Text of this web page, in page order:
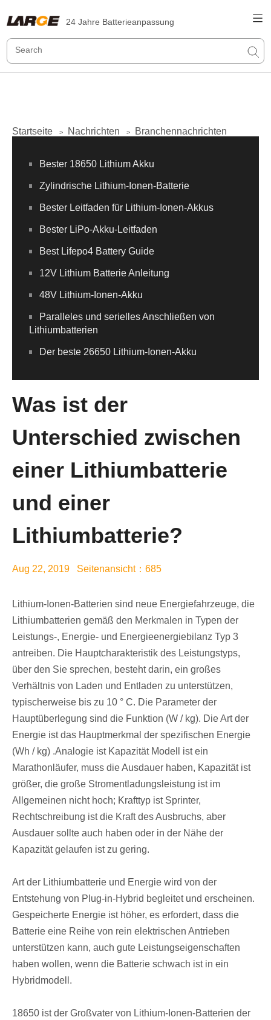
24 Jahre Batterieanpassung
Startseite > Nachrichten > Branchennachrichten
Bester 18650 Lithium Akku
Zylindrische Lithium-Ionen-Batterie
Bester Leitfaden für Lithium-Ionen-Akkus
Bester LiPo-Akku-Leitfaden
Best Lifepo4 Battery Guide
12V Lithium Batterie Anleitung
48V Lithium-Ionen-Akku
Paralleles und serielles Anschließen von
Lithiumbatterien
Der beste 26650 Lithium-Ionen-Akku
Was ist der
Unterschied zwischen
einer Lithiumbatterie
und einer
Lithiumbatterie?
Aug 22, 2019 Seitenansicht：685
Lithium-Ionen-Batterien sind neue Energiefahrzeuge, die
Lithiumbatterien gemäß den Merkmalen in Typen der
Leistungs-, Energie- und Energieenergiebilanz Typ 3
antreiben. Die Hauptcharakteristik des Leistungstyps,
über den Sie sprechen, besteht darin, ein großes
Verhältnis von Laden und Entladen zu unterstützen,
typischerweise bis zu 10 ° C. Die Parameter der
Hauptüberlegung sind die Funktion (W / kg). Die Art der
Energie ist das Hauptmerkmal der spezifischen Energie
(Wh / kg) .Analogie ist Kapazität Modell ist ein
Marathonläufer, muss die Ausdauer haben, Kapazität ist
größer, die große Stromentladungsleistung ist im
Allgemeinen nicht hoch; Krafttyp ist Sprinter,
Rechtschreibung ist die Kraft des Ausbruchs, aber
Ausdauer sollte auch haben oder in der Nähe der
Kapazität gelaufen ist zu gering.
Art der Lithiumbatterie und Energie wird von der
Entstehung von Plug-in-Hybrid begleitet und erscheinen.
Gespeicherte Energie ist höher, es erfordert, dass die
Batterie eine Reihe von rein elektrischen Antrieben
unterstützen kann, auch gute Leistungseigenschaften
haben wollen, wenn die Batterie schwach ist in ein
Hybridmodell.
18650 ist der Großvater von Lithium-Ionen-Batterien der